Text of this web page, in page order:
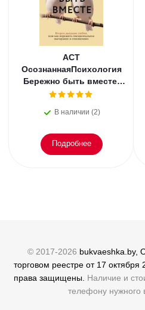
АСТ
ОсознаннаяПсихология
Бережно быть вместе.
Второе дыхание любви,
эмоциональное
В наличии (2)
Подробнее
© 2017-2026 bukvaeshka.by,
торговом реестре от 17
права защищены. Наличие и
телефону нужного